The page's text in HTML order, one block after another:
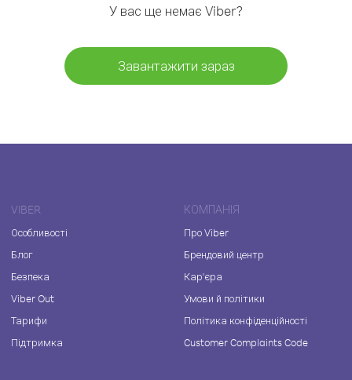
У вас ще немає Viber?
Завантажити зараз
VIBER
Особливості
Блог
Безпека
Viber Out
Тарифи
Підтримка
КОМПАНІЯ
Про Viber
Брендовий центр
Кар'єра
Умови й політики
Політика конфіденційності
Customer Complaints Code